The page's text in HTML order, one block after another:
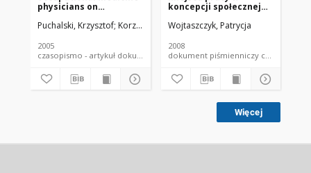
physicians on
promotion
Puchalski, Krzysztof Korzeniowska, Elżbieta Pyżalski, Jacek
2005
czasopismo - artykuł dokument piśmienniczy
koncepcji społecznej
biznesu (CSR)
Wojtaszczyk, Patrycja
2008
dokument piśmienniczy
Więcej